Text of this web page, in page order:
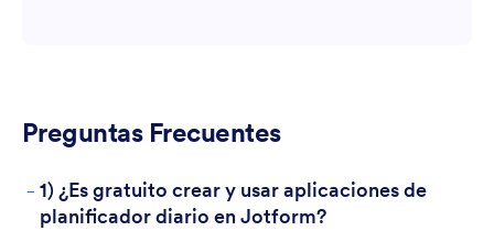
Preguntas Frecuentes
- 1) ¿Es gratuito crear y usar aplicaciones de
planificador diario en Jotform?